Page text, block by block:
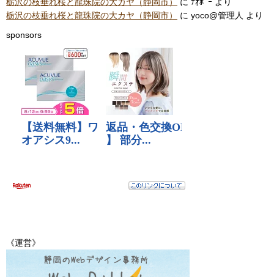
栃沢の枝垂れ桜と龍珠院の大カヤ（静岡市）
に yoco@管理人 より
sponsors
《運営》